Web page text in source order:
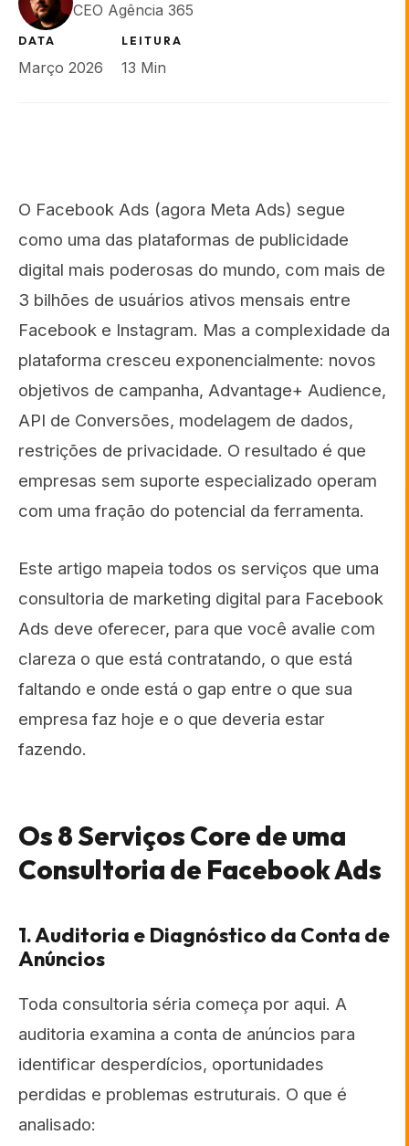
CEO Agência 365
DATA
Março 2026
LEITURA
13 Min
O Facebook Ads (agora Meta Ads) segue
como uma das plataformas de publicidade
digital mais poderosas do mundo, com mais de
3 bilhões de usuários ativos mensais entre
Facebook e Instagram. Mas a complexidade da
plataforma cresceu exponencialmente: novos
objetivos de campanha, Advantage+ Audience,
API de Conversões, modelagem de dados,
restrições de privacidade. O resultado é que
empresas sem suporte especializado operam
com uma fração do potencial da ferramenta.
Este artigo mapeia todos os serviços que uma
consultoria de marketing digital para Facebook
Ads deve oferecer, para que você avalie com
clareza o que está contratando, o que está
faltando e onde está o gap entre o que sua
empresa faz hoje e o que deveria estar
fazendo.
Os 8 Serviços Core de uma
Consultoria de Facebook Ads
1. Auditoria e Diagnóstico da Conta de
Anúncios
Toda consultoria séria começa por aqui. A
auditoria examina a conta de anúncios para
identificar desperdícios, oportunidades
perdidas e problemas estruturais. O que é
analisado: